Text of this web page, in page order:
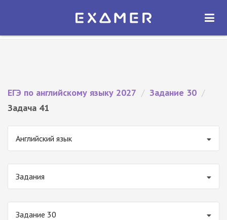
Экзамер — ЕГЭ 2027
ОТКРЫТЬ
ЕГЭ по английскому языку 2027 / Задание 30 /
Задача 41
Английский язык
Задания
Задание 30